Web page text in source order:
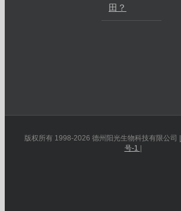
田？
版权所有 1998-2026 德州阳光生物科技有限公司 |
号-1 |